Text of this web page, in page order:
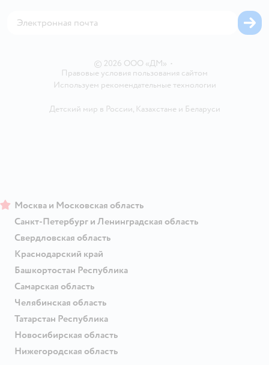
© 2026 ООО «ДМ» •
Правовые условия пользования сайтом
Используем рекомендательные технологии
Детский мир в России, Казахстанеи Беларуси
Москва и Московская область
Санкт-Петербург и Ленинградская область
Свердловская область
Краснодарский край
Башкортостан Республика
Самарская область
Челябинская область
Татарстан Республика
Новосибирская область
Нижегородская область